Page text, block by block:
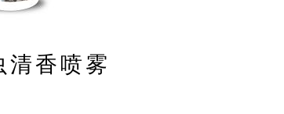
清香喷雾